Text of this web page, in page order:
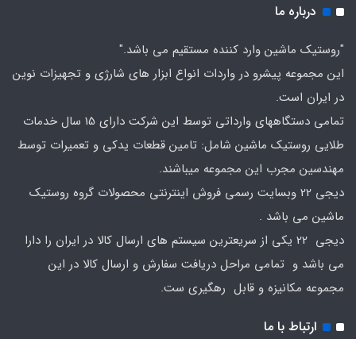
درباره ما
"روستیک ماشین وارد کننده مستقیم می باشد."
این مجموعه پیشرو در واردات انواع ابزار های شارژی و تجهیزات نوین
در ایران است.
تمامی دستگاههای وارداتی توسط این شرکت دارای 15 سال خدمات
طلایی روستیک ماشین شامل: تامین قطعات یدکی و تعمیرات توسط
مهندسین مجرب این مجموعه میباشند.
دیجی 22 وبسایت رسمی فروش اینترنتی محصولات گروه روستیک
ماشین می باشد .
دیجی 22 یکی از سریعترین سیستم های ارسال کالا در ایران را دارا
می باشد و تمامی مراحل دریافت سفارش و ارسال کالا در این
مجموعه مکانیزه و قابل رهگیری ست.
ارتباط با ما